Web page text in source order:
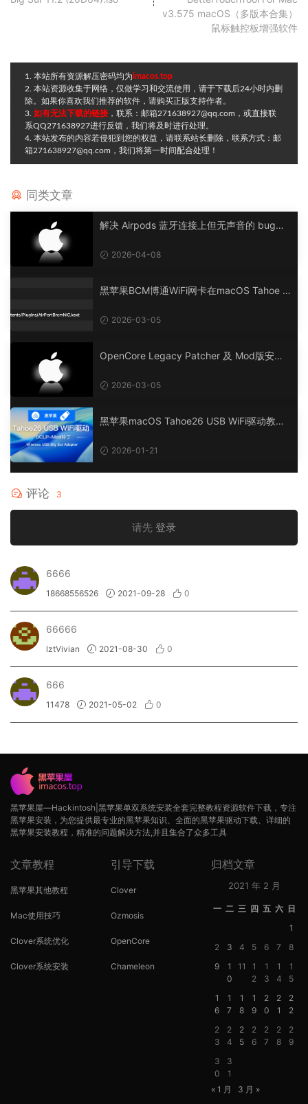
v3.575 macOS（多版本合集）
鼠标触控板增强软件
1. 本站所有资源解压密码均为imacos.top
2. 本站资源收集于网络，仅做学习和交流使用，请于下载后24小时内删
除。如果你喜欢我们推荐的软件，请购买正版支持作者。
3. 如有无法下载的链接 ，联系：邮箱271638927@qq.com，或直接联
系QQ271638927进行反馈，我们将及时进行处理。
4. 本站发布的内容若侵犯到您的权益，请联系站长删除，联系方式：邮
箱271638927@qq.com，我们将第一时间配合处理！
同类文章
解决 Airpods 蓝牙连接上但无声音的 bug，
部系统
2026-04-08
黑苹果BCM博通WiFi网卡在macOS Tahoe 2
d版安装驱动补丁
2026-03-05
OpenCore Legacy Patcher 及 Mod版安装
2026-03-05
黑苹果macOS Tahoe26 USB WiFi驱动教程
ore Legacy Patcher Mod补丁
2026-01-21
评论 3
请先 登录
6666
18668556526 2021-09-28 0
66666
lztVivian 2021-08-30 0
666
11478 2021-05-02 0
黑苹果屋—Hackintosh|黑苹果单双系统安装全套完整教程资源软件下载，专注
黑苹果安装，为您提供最专业的黑苹果知识、全面的黑苹果驱动下载、详细的
黑苹果安装教程，精准的问题解决方法,并且集合了众多工具
文章教程
黑苹果其他教程
Mac使用技巧
Clover系统优化
Clover系统安装
引导下载
Clover
Ozmosis
OpenCore
Chameleon
归档文章
2021 年 2 月
一 二 三 四 五 六 日
1
2
3 4 5 6 7
8
9
1
0
11
1
2
1
3
1
4
1
5
1
6
1
7
1
8
1
9
2
0
2
1
2
2
2
3
2
4
2
5
2
6
2
7
2
8
2
9
3
0
3
1
« 1 月
3 月 »